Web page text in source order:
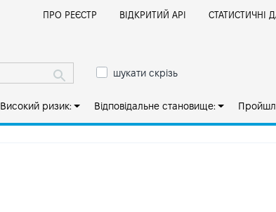
ПРО РЕЄСТР ВІДКРИТИЙ АРІ СТАТИСТИЧНІ
шукати скрізь
Високий ризик: Відповідальне становище: